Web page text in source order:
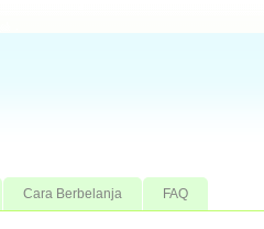
Cara Berbelanja FAQ